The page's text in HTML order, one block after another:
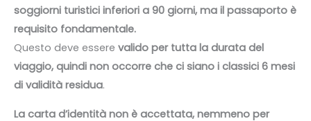
soggiorni turistici inferiori a 90 giorni, ma il passaporto è
requisito fondamentale.
Questo deve essere valido per tutta la durata del
viaggio, quindi non occorre che ci siano i classici 6 mesi
di validità residua.
La carta d’identità non è accettata, nemmeno per